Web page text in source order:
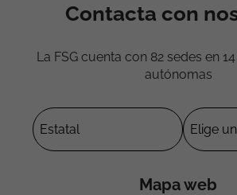
Contacta con
La FSG cuenta con 82 sedes en
autónomas
Mapa web